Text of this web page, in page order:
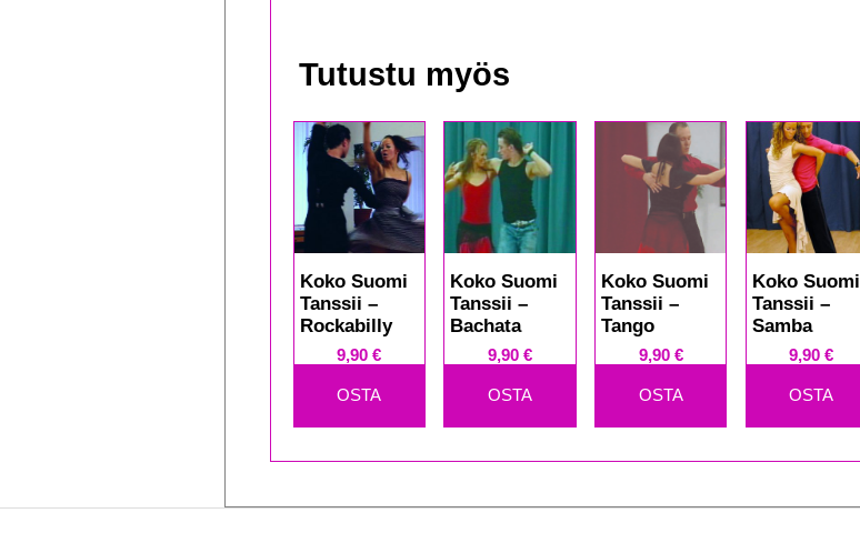
Tutustu myös
Koko Suomi
Tanssii –
Rockabilly
9,90€
OSTA
Koko Suomi
Tanssii –
Bachata
9,90 €
OSTA
Koko Suomi
Tanssii –
Tango
9,90 €
OSTA
Koko Suomi
Tanssii –
Samba
9,90€
OSTA